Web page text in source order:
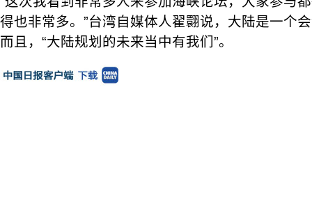
得也非常多。”台湾自媒体人翟翾说，大陆是一个
而且，“大陆规划的未来当中有我们”。